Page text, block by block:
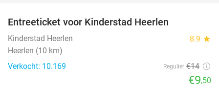
Entreeticket voor Kinderstad Heerlen
Kinderstad Heerlen 8.9 star
Heerlen (10 km)
Verkocht: 10.169
Regulier €14
€9,50